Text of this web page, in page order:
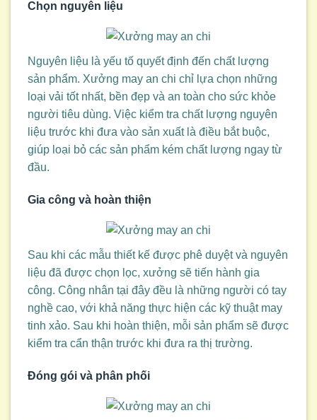
Chọn nguyên liệu
Nguyên liệu là yếu tố quyết định đến chất lượng
sản phẩm. Xưởng may an chi chỉ lựa chọn những
loại vải tốt nhất, bền đẹp và an toàn cho sức khỏe
người tiêu dùng. Việc kiểm tra chất lượng nguyên
liệu trước khi đưa vào sản xuất là điều bắt buộc,
giúp loại bỏ các sản phẩm kém chất lượng ngay từ
đầu.
Gia công và hoàn thiện
Sau khi các mẫu thiết kế được phê duyệt và nguyên
liệu đã được chọn lọc, xưởng sẽ tiến hành gia
công. Công nhân tại đây đều là những người có tay
nghề cao, với khả năng thực hiện các kỹ thuật may
tinh xảo. Sau khi hoàn thiện, mỗi sản phẩm sẽ được
kiểm tra cẩn thận trước khi đưa ra thị trường.
Đóng gói và phân phối